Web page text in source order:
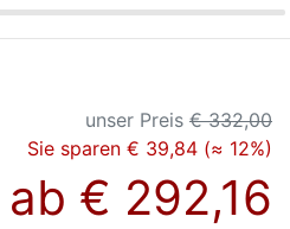
unser Preis € 332,00
Sie sparen € 39,84 (≈ 12%)
ab € 292,16